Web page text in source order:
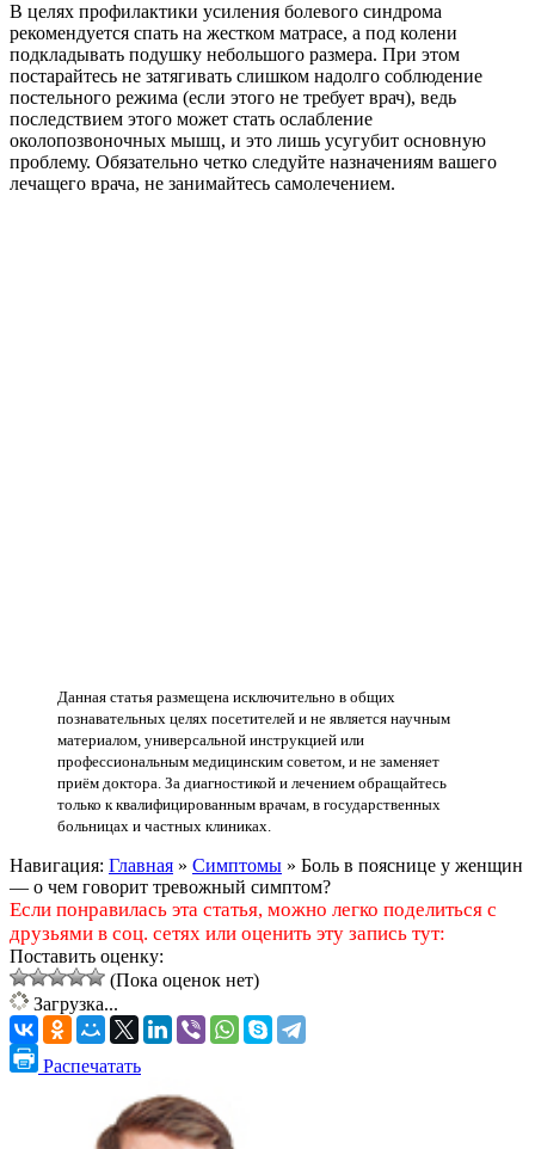
В целях профилактики усиления болевого синдрома
рекомендуется спать на жестком матрасе, а под колени
подкладывать подушку небольшого размера. При этом
постарайтесь не затягивать слишком надолго соблюдение
постельного режима (если этого не требует врач), ведь
последствием этого может стать ослабление
околопозвоночных мышц, и это лишь усугубит основную
проблему. Обязательно четко следуйте назначениям вашего
лечащего врача, не занимайтесь самолечением.
Данная статья размещена исключительно в общих
познавательных целях посетителей и не является научным
материалом, универсальной инструкцией или
профессиональным медицинским советом, и не заменяет
приём доктора. За диагностикой и лечением обращайтесь
только к квалифицированным врачам, в государственных
больницах и частных клиниках.
Навигация: Главная » Симптомы » Боль в пояснице у женщин
— о чем говорит тревожный симптом?
Если понравилась эта статья, можно легко поделиться с
друзьями в соц. сетях или оценить эту запись тут:
Поставить оценку:
(Пока оценок нет)
Загрузка...
Распечатать